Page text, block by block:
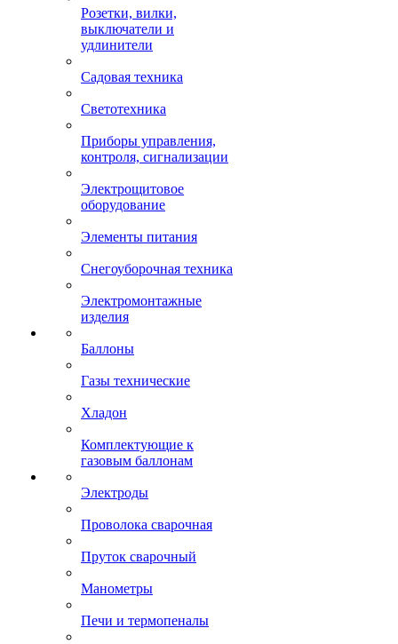
Розетки, вилки,
выключатели и
удлинители
Садовая техника
Светотехника
Приборы управления,
контроля, сигнализации
Электрощитовое
оборудование
Элементы питания
Снегоуборочная техника
Электромонтажные
изделия
Баллоны
Газы технические
Хладон
Комплектующие к
газовым баллонам
Электроды
Проволока сварочная
Пруток сварочный
Манометры
Печи и термопеналы